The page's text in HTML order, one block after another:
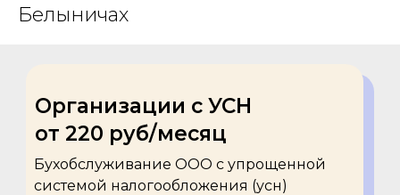
Белыничах
Организации с УСН
от 220 руб/месяц
Бухобслуживание ООО с упрощенной
системой налогообложения (усн)